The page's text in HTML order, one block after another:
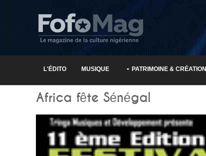
L'ÉDITO MUSIQUE PATRIMOINE & CRÉATION
Africa fête Sénégal